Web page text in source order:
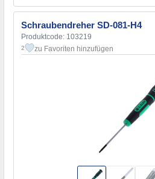
Schraubendreher SD-081-H4
Produktcode: 103219
2 zu Favoriten hinzufügen